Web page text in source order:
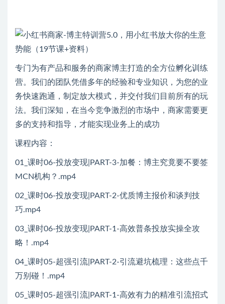
专门为有产品和服务的商家博主打造的全方位孵化训练
营。我们的团队凭借多年的经验和专业知识，为您的业
务快速跑通，制定放大模式，并交付我们目前所有的玩
法。我们深知，在当今竞争激烈的市场中，商家需要更
多的支持和指导，才能实现业务上的成功
课程内容：
01_课时06-投放变现|PART-3-加餐：博主究竟要不要签
MCN机构？.mp4
02_课时06-投放变现|PART-2-优质博主报价和谈判技
巧.mp4
03_课时06-投放变现|PART-1-高效普条投放实操全攻
略！.mp4
04_课时05-超强引流|PART-2-引流避坑梳理：这些点千
万别碰！.mp4
05_课时05-超强引流|PART-1-高效有力的精准引流招式